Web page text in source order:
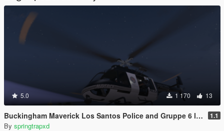
5.0 1 170 13
Buckingham Maverick Los Santos Police and Gruppe 6 livery 1.1
By springtrapxd